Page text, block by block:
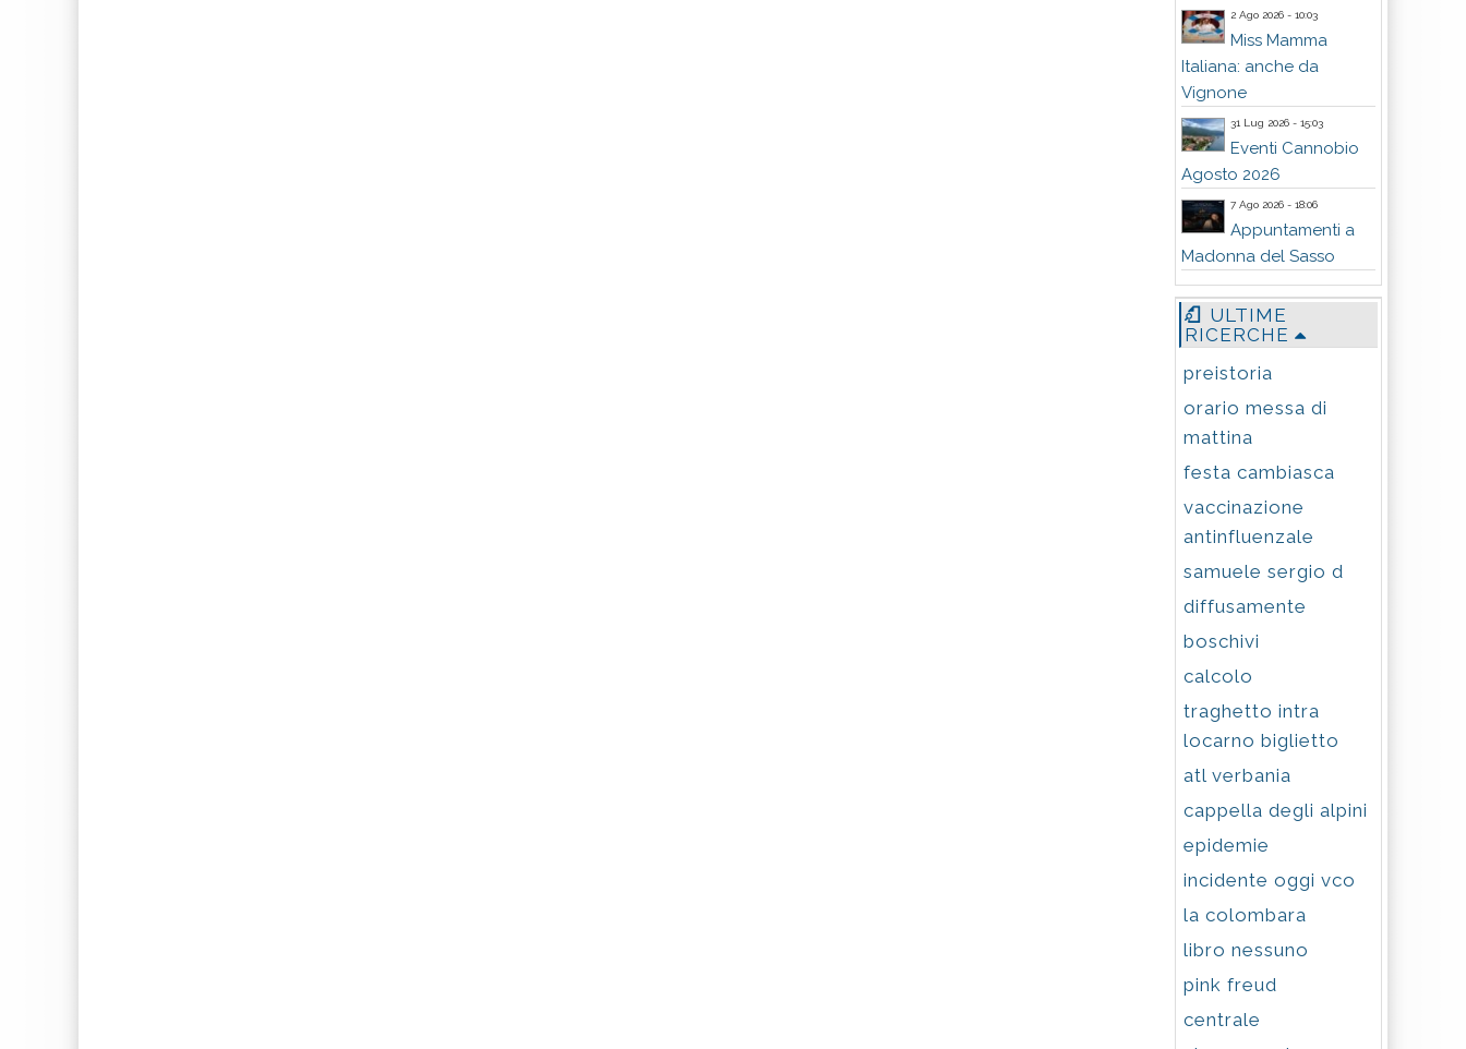
2 Ago 2026 - 10:03
Miss Mamma
Italiana: anche da
Vignone
31 Lug 2026 - 15:03
Eventi Cannobio
Agosto 2026
7 Ago 2026 - 18:06
Appuntamenti a
Madonna del Sasso
ULTIME
RICERCHE
preistoria
orario messa di
mattina
festa cambiasca
vaccinazione
antinfluenzale
samuele sergio d
diffusamente
boschivi
calcolo
traghetto intra
locarno biglietto
atl verbania
cappella degli alpini
epidemie
incidente oggi vco
la colombara
libro nessuno
pink freud
centrale